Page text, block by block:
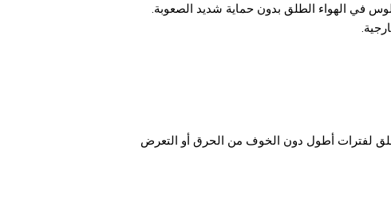
في الهواء الطلق بدون حماية شديد الصعوبة.
لفترات أطول دون الخوف من الحرق أو التعرض